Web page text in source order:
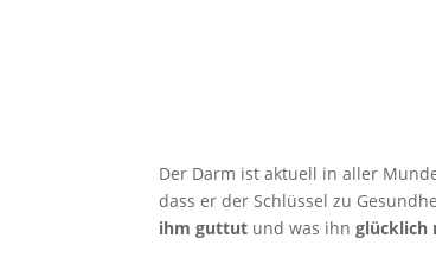
Der Darm ist aktuell in aller
dass er der Schlüssel zu
ihm guttut und was ihnglücklich